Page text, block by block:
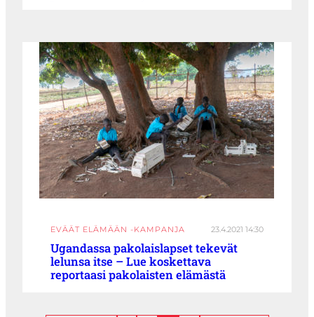
EVÄÄT ELÄMÄÄN -KAMPANJA 23.4.2021 14:30
Ugandassa pakolaislapset tekevät
lelunsa itse – Lue koskettava
reportaasi pakolaisten elämästä